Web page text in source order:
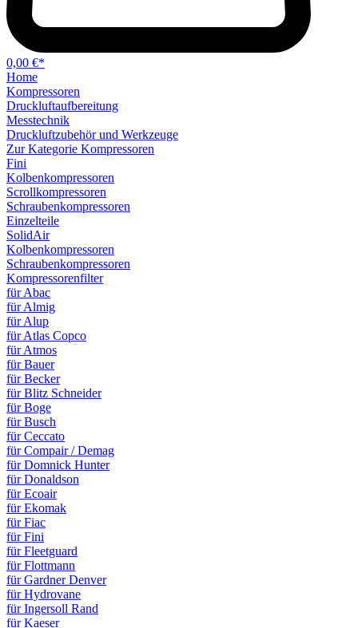
0,00 €*
Home
Kompressoren
Druckluftaufbereitung
Messtechnik
Druckluftzubehör und Werkzeuge
Zur Kategorie Kompressoren
Fini
Kolbenkompressoren
Scrollkompressoren
Schraubenkompressoren
Einzelteile
SolidAir
Kolbenkompressoren
Schraubenkompressoren
Kompressorenfilter
für Abac
für Almig
für Alup
für Atlas Copco
für Atmos
für Bauer
für Becker
für Blitz Schneider
für Boge
für Busch
für Ceccato
für Compair / Demag
für Domnick Hunter
für Donaldson
für Ecoair
für Ekomak
für Fiac
für Fini
für Fleetguard
für Flottmann
für Gardner Denver
für Hydrovane
für Ingersoll Rand
für Kaeser